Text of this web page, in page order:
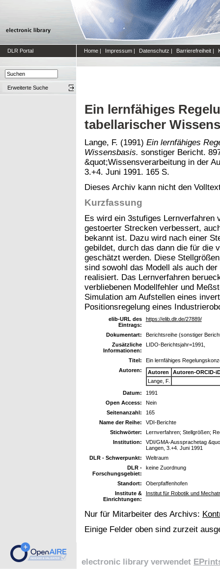
DLR Portal Home | Impressum | Datenschutz | Barrierefreiheit |
Erweiterte Suche
Ein lernfähiges
tabellarischer
Lange, F. (1991) Ein lernfähiges
Wissensbasis. sonstiger Bericht.
&quot;Wissensverarbeitung in der
3.+4. Juni 1991. 165 S.
Dieses Archiv kann nicht den
Kurzfassung
Es wird ein 3stufiges Lernverfahren
gestoerter Strecken verbessert,
bekannt ist. Dazu wird nach einer
gebildet, durch das dann die für die
geschätzt werden. Diese
sind sowohl das Modell als auch
realisiert. Das Lernverfahren
verbliebenen Modellfehler und
Simulation am Aufstellen eines
Positionsregelung eines
elib-URL des
Eintrags:
https://elib.dlr.de/27889/
Dokumentart:
Berichtsreihe (sonstiger
Zusätzliche
Informationen:
LIDO-Berichtsjahr=1991,
Titel:
Ein lernfähiges
Autoren:
Autoren
Autoren-ORCID-
Lange, F.
Datum:
1991
Open Access:
Nein
Seitenanzahl:
165
Name der Reihe:
VDI-Berichte
Stichwörter:
Lernverfahren; Stellgrößen;
Institution:
VDI/GMA-Aussprachetag
Langen, 3.+4. Juni 1991
DLR - Schwerpunkt:
Weltraum
DLR -
Forschungsgebiet:
keine Zuordnung
Standort:
Oberpfaffenhofen
Institute &
Einrichtungen:
Institut für Robotik und
Nur für Mitarbeiter des Archivs:
Einige Felder oben sind zurzeit
electronic library verwendet